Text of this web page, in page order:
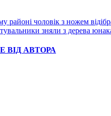
районі чоловік з ножем
зняли з дерева
ВІД АВТОРА